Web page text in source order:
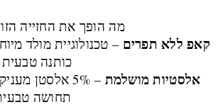
מה הופך את החזייה הזו
קאפ ללא תפרים – טכנולוגיית מולד
כותנה טבעית
אלסטיות מושלמת – 5% אלסטן מעניק גמישות ושמירה על הצורה ;
תחושה